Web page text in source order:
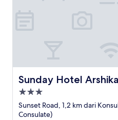
Sunday Hotel
Sunday Hotel Arshika
Properti
bintang
3.0
Sunset Road, 1,2 km dari
Consulate)